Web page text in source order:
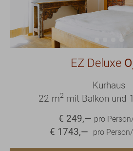
EZ Deluxe
Kurhaus
22 m2 mit Balkon und
€ 249,— pro
€ 1743,— pro Person/